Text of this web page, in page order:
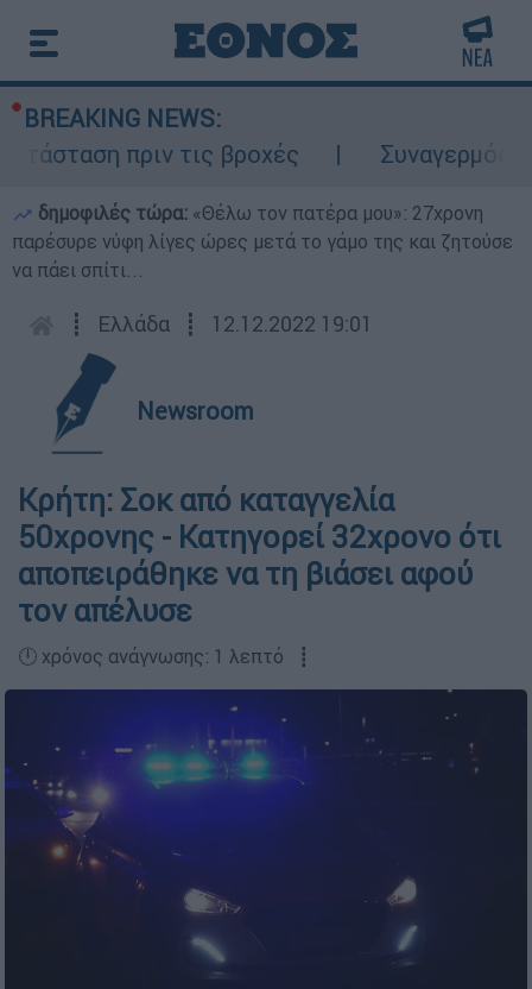
BREAKING NEWS:
πριν τις βροχές
Συναγερμός
δημοφιλές τώρα: «Θέλω τον πατέρα μου»: 27χρονη
παρέσυρε νύφη λίγες ώρες μετά το γάμο της και ζητούσε
να πάει σπίτι...
┋ Ελλάδα ┋ 12.12.2022 19:01
Newsroom
Κρήτη: Σοκ από καταγγελία
50χρονης - Κατηγορεί 32χρονο ότι
αποπειράθηκε να τη βιάσει αφού
τον απέλυσε
🕛 χρόνος ανάγνωσης: 1 λεπτό ┋